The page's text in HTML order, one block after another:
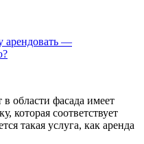
арендовать —
области фасада имеет
которая соответствует
такая услуга, как аренда